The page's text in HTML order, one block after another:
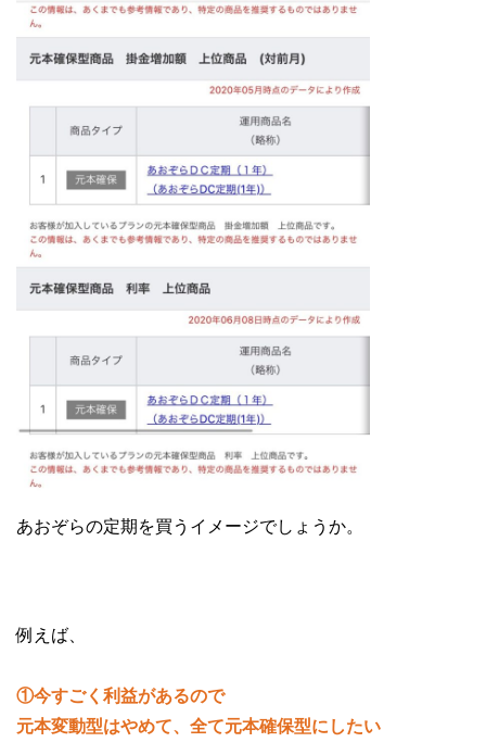
あおぞらの定期を買うイメージでしょうか。
例えば、
①今すごく利益があるので
元本変動型はやめて、全て元本確保型にしたい